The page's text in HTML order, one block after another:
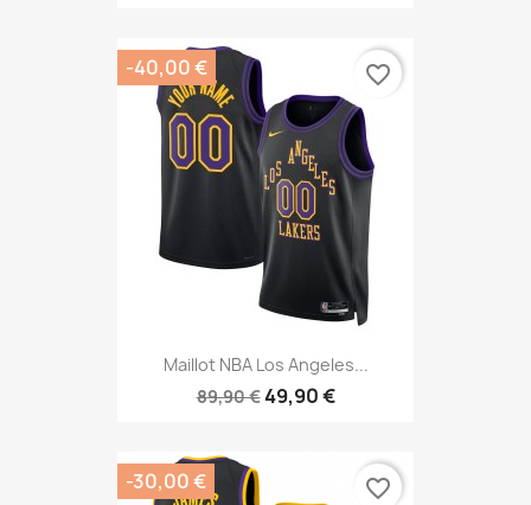
Maillot NBA Los Angeles...
89,90 €49,90 €
-40,00 € favorite_border
-30,00 € favorite_border